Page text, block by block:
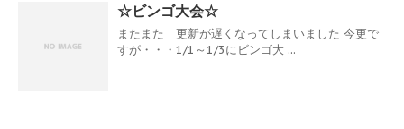
☆ビンゴ大会☆
またまた 更新が遅くなってしまいました 今更で
すが・・・1/1～1/3にビンゴ大 ...